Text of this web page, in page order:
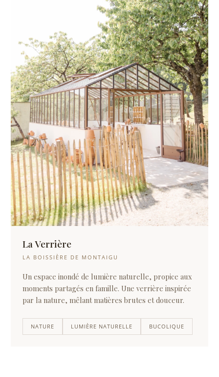
La Verrière
LA BOISSIÈRE DE MONTAIGU
Un espace inondé de lumière naturelle, propice aux
moments partagés en famille. Une verrière inspirée
par la nature, mêlant matières brutes et douceur.
NATURE LUMIÈRE NATURELLE BUCOLIQUE